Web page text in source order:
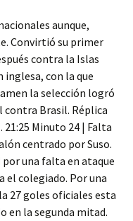
aunque,
Convirtió su primer
contra la Islas
inglesa, con la que
la selección logró
Brasil. Réplica
Minuto 24 | Falta
centrado por Suso.
por una falta en ataque
el colegiado. Por una
27 goles oficiales esta
en la segunda mitad.